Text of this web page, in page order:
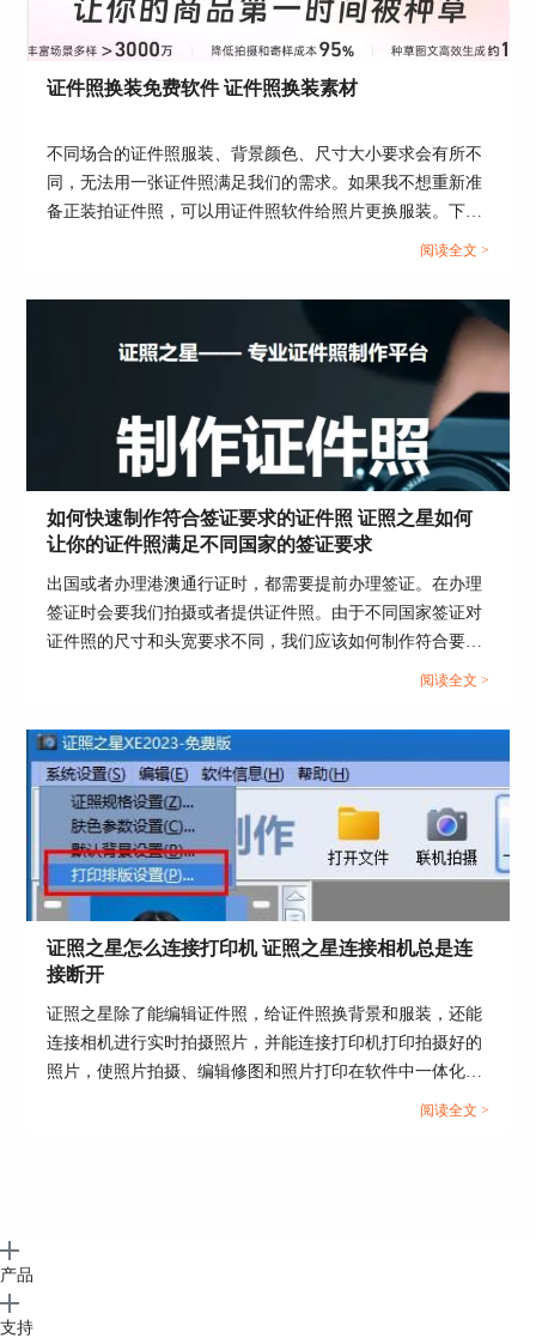
填写好了这些参数，我们单击调用测试按钮，进入
图片5：调用测试
1. 启动测试，单击启动联机拍摄软件，单击后，会
运行相机自带的联机拍摄程序，这时候后面的单选
按钮打上勾，并变成不可编辑状态，说明已经启动
了联机拍摄程序了。
2. 拍照测试，利用联机拍摄程序拍摄一张照片。
拍完照片后，当前照片区域会显示你联机拍摄的照
片。确认已经正确读取照片已经打上勾了，而且变
成不可编辑状态。
3. 关闭测试，我们选择关闭测试按钮，联机拍摄
程序关闭，后面的确认软件已经关闭，也打上勾，
至此调用测试已经全部完成了。会显示调用成功按
证件照换装免费软件 证件照换装素材
不同场合的证件照服装、背景颜色、尺寸大小要求会有所不
同，无法用一张证件照满足我们的需求。如果我不想重新准
备正装拍证件照，可以用证件照软件给照片更换服装。下面
就给大家介绍一下证件照换装免费软件，证件照换装素材的
阅读全文 >
如何快速制作符合签证要求的证件照 证照之星如何
让你的证件照满足不同国家的签证要求
出国或者办理港澳通行证时，都需要提前办理签证。在办理
签证时会要我们拍摄或者提供证件照。由于不同国家签证对
证件照的尺寸和头宽要求不同，我们应该如何制作符合要求
的证件照呢？下面这篇文章就告诉大家如何快速制作符合签
的签证要求。...
阅读全文 >
证照之星怎么连接打印机 证照之星连接相机总是连
接断开
证照之星除了能编辑证件照，给证件照换背景和服装，还能
连接相机进行实时拍摄照片，并能连接打印机打印拍摄好的
照片，使照片拍摄、编辑修图和照片打印在软件中一体化操
作。那么证件照如何在证照之星中拍摄和打印呢？这篇文章
阅读全文 >
产品
支持